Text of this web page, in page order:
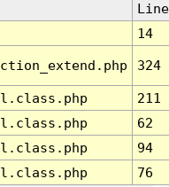
Line
14
324
211
62
94
76